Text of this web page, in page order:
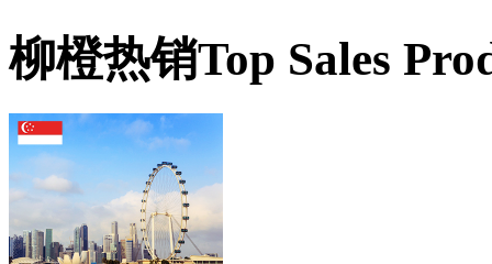
柳橙热销Top Sales